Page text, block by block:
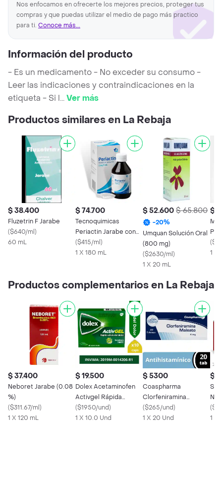
Nos enfocamos en ofrecerte los mejores precios, proteger tus
compras y que puedas utilizar el medio de pago más practico
para ti. Conoce más...
Información del producto
- Es un medicamento - No exceder su consumo -
Leer las indicaciones y contraindicaciones en la
etiqueta - Si l...Ver más
Productos similares en La Rebaja
$ 38.400
Fluzetrin F Jarabe
($640/ml)
60 mL
$ 74.700
Tecnoquimicas
Periactin Jarabe con
Sabor a Menta (2 mg)
($415/ml)
1 X 180 mL
$ 52.600 $ 65.800
-20%
Umquan Solución Oral
(800 mg)
($2630/ml)
1 X 20 mL
$
Mk
mL)
(
1 X
Productos complementarios en La Rebaja
$ 37.400
Neboret Jarabe (0.08
%)
($311.67/ml)
1 X 120 mL
$ 19.500
Dolex Acetaminofen
Activgel Rápida
Acción Doble
Tecnología x 10
($1950/und)
1 X 10.0 Und
$ 5300
Coaspharma
Clorfeniramina
Maleato (4 mg) 20
Tabletas
($265/und)
1 X 20 Und
$
(
1 X